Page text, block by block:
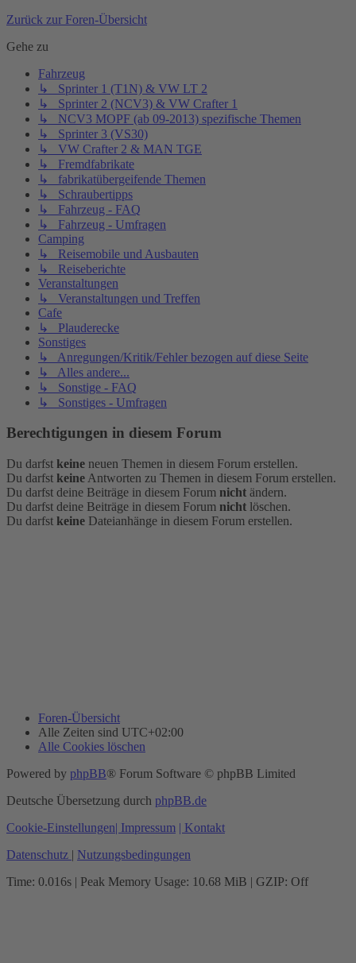
Zurück zur Foren-Übersicht
Gehe zu
Fahrzeug
↳ Sprinter 1 (T1N) & VW LT 2
↳ Sprinter 2 (NCV3) & VW Crafter 1
↳ NCV3 MOPF (ab 09-2013) spezifische Themen
↳ Sprinter 3 (VS30)
↳ VW Crafter 2 & MAN TGE
↳ Fremdfabrikate
↳ fabrikatübergeifende Themen
↳ Schraubertipps
↳ Fahrzeug - FAQ
↳ Fahrzeug - Umfragen
Camping
↳ Reisemobile und Ausbauten
↳ Reiseberichte
Veranstaltungen
↳ Veranstaltungen und Treffen
Cafe
↳ Plauderecke
Sonstiges
↳ Anregungen/Kritik/Fehler bezogen auf diese Seite
↳ Alles andere...
↳ Sonstige - FAQ
↳ Sonstiges - Umfragen
Berechtigungen in diesem Forum
Du darfst keine neuen Themen in diesem Forum erstellen.
Du darfst keine Antworten zu Themen in diesem Forum erstellen.
Du darfst deine Beiträge in diesem Forum nicht ändern.
Du darfst deine Beiträge in diesem Forum nicht löschen.
Du darfst keine Dateianhänge in diesem Forum erstellen.
Foren-Übersicht
Alle Zeiten sind UTC+02:00
Alle Cookies löschen
Powered by phpBB® Forum Software © phpBB Limited
Deutsche Übersetzung durch phpBB.de
Cookie-Einstellungen| Impressum | Kontakt
Datenschutz | Nutzungsbedingungen
Time: 0.016s | Peak Memory Usage: 10.68 MiB | GZIP: Off